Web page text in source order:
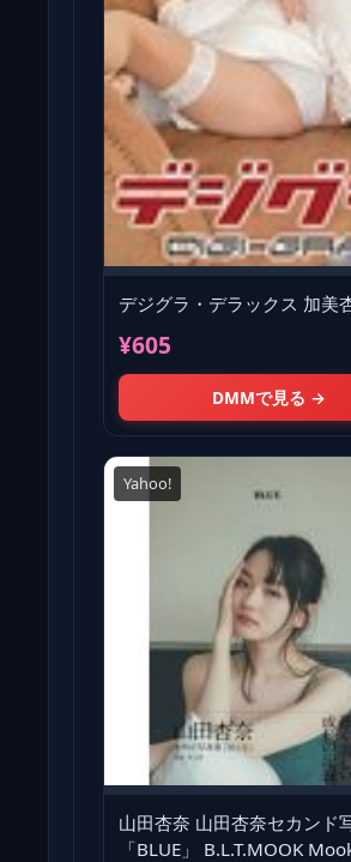
デジグラ・デラックス 加美
¥605
DMMで見る →
Yahoo!
山田杏奈 山田杏奈セカンド
「BLUE」 B.L.T.MOOK